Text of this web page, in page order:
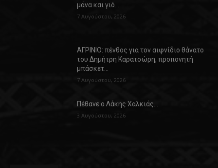
μάνα και γιό…
7 Αυγούστου, 2026
ΑΓΡΙΝΙΟ: πένθος για τον αιφνίδιο θάνατο
του Δημήτρη Καρατσώρη, προπονητή
μπάσκετ…
7 Αυγούστου, 2026
Πέθανε ο Λάκης Χαλκιάς…
3 Αυγούστου, 2026